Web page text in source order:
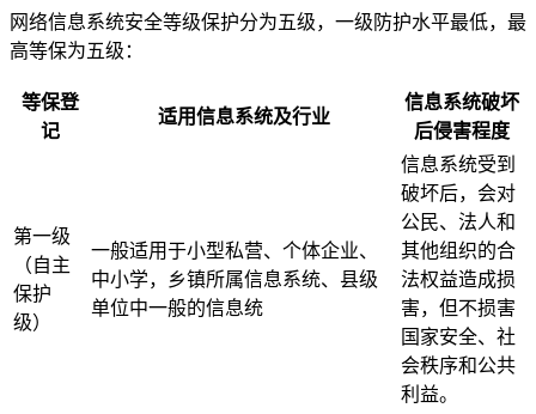
网络信息系统安全等级保护分为五级，一级防护水平最低，最
高等保为五级：
等保登
记
适用信息系统及行业
信息系统破坏
后侵害程度
第一级
（自主
保护
级）
一般适用于小型私营、个体企业、
中小学，乡镇所属信息系统、县级
单位中一般的信息统
信息系统受到
破坏后，会对
公民、法人和
其他组织的合
法权益造成损
害，但不损害
国家安全、社
会秩序和公共
利益。